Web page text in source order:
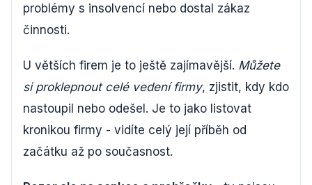
problémy s insolvencí nebo dostal zákaz
činnosti.
U větších firem je to ještě zajímavější. Můžete
si proklepnout celé vedení firmy, zjistit, kdy kdo
nastoupil nebo odešel. Je to jako listovat
kronikou firmy - vidíte celý její příběh od
začátku až po současnost.